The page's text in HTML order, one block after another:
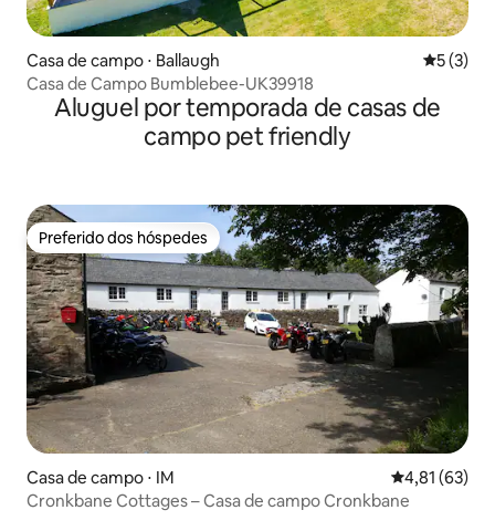
Casa de campo ⋅ Ballaugh 5 de
5 (3)
Casa de Campo Bumblebee-UK39918
Aluguel por temporada de casas de
campo pet friendly
Preferido dos hóspedes
Preferido dos hóspedes
Casa de campo ⋅ IM 4,81 de uma
4,81 (63)
Cronkbane Cottages – Casa de campo Cronkbane